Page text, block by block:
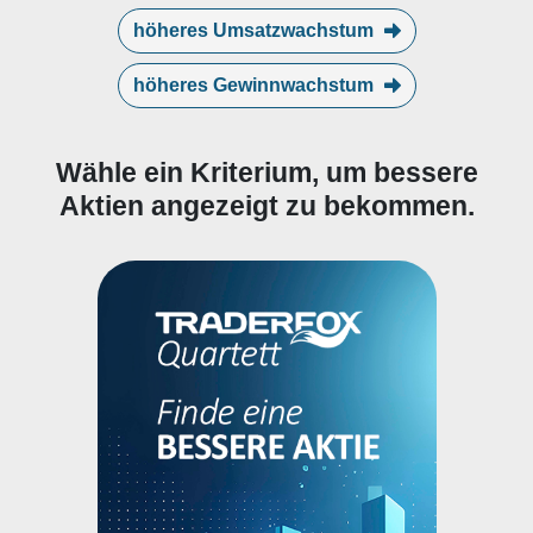
höheres Umsatzwachstum
höheres Gewinnwachstum
Wähle ein Kriterium, um bessere
Aktien angezeigt zu bekommen.